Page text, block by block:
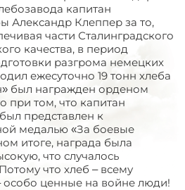
капитан
Александр Клеппер за то,
части Сталинградского
качества, в период
разгрома немецких
ежесуточно 19 тонн хлеба
был награжден орденом
при том, что капитан
представлен к
медалью «За боевые
итоге, награда была
что случалось
что хлеб – всему
особо ценные на войне люди!